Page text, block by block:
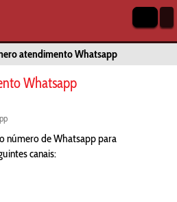
atendimento Whatsapp
Whatsapp
número de Whatsapp para
canais: